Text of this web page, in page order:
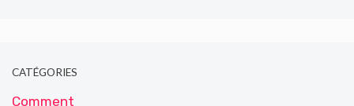
CATÉGORIES
Comment